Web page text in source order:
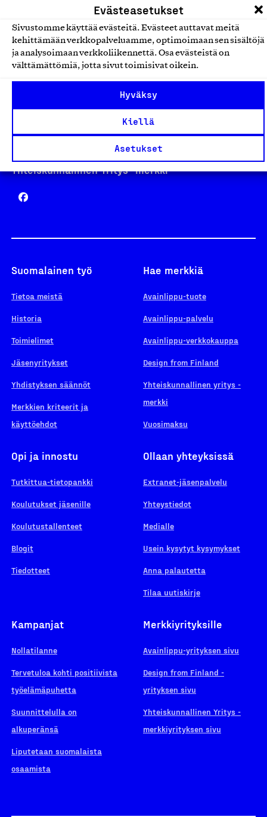
Evästeasetukset
Sivustomme käyttää evästeitä. Evästeet auttavat meitä
kehittämään verkkopalveluamme, optimoimaan sen sisältöjä
ja analysoimaan verkkoliikennettä. Osa evästeistä on
välttämättömiä, jotta sivut toimisivat oikein.
Hyväksy
Kiellä
Asetukset
Avainlippu
Design From Finland
Yhteiskunnallinen Yritys -merkki
Suomalainen työ
Tietoa meistä
Historia
Toimielimet
Jäsenyritykset
Yhdistyksen säännöt
Merkkien kriteerit ja
käyttöehdot
Hae merkkiä
Avainlippu-tuote
Avainlippu-palvelu
Avainlippu-verkkokauppa
Design from Finland
Yhteiskunnallinen yritys -
merkki
Vuosimaksu
Opi ja innostu
Tutkittua-tietopankki
Koulutukset jäsenille
Koulutustallenteet
Blogit
Tiedotteet
Ollaan yhteyksissä
Extranet-jäsenpalvelu
Yhteystiedot
Medialle
Usein kysytyt kysymykset
Anna palautetta
Tilaa uutiskirje
Kampanjat
Nollatilanne
Tervetuloa kohti positiivista
työelämäpuhetta
Suunnittelulla on
alkuperänsä
Liputetaan suomalaista
osaamista
Merkkiyrityksille
Avainlippu-yrityksen sivu
Design from Finland -
yrityksen sivu
Yhteiskunnallinen Yritys -
merkkiyrityksen sivu